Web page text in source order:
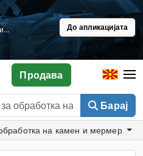
Бесплатно во продавница До апликацијата
Барај
Продава
на камен и мермер